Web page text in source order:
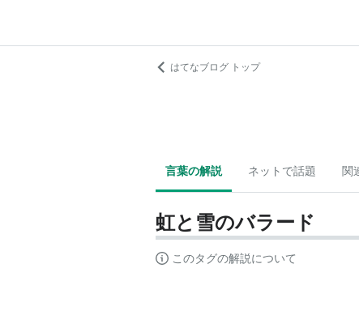
はてなブログ トップ
言葉の解説 ネットで話題 関
虹と雪のバラード
このタグの解説について